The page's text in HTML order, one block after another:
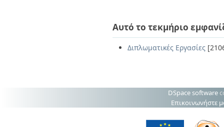
Αυτό το τεκμήριο
Διπλωματικές Εργασίες
DSpace software
Επικοινωνήστε